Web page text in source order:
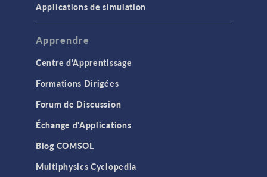
Applications de simulation
Apprendre
Centre d'Apprentissage
Formations Dirigées
Forum de Discussion
Échange d'Applications
Blog COMSOL
Multiphysics Cyclopedia